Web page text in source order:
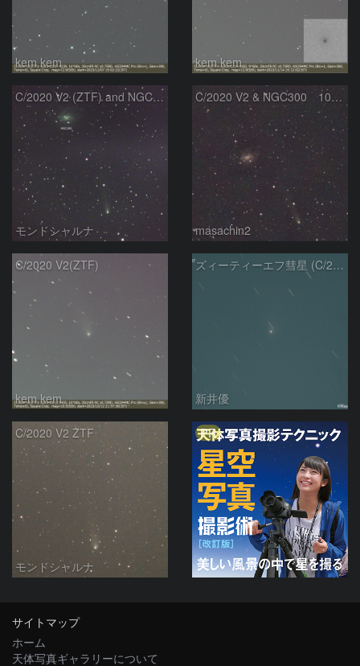
kem.kem kem.kem
C/2020 V2 (ZTF) and NGC300
モンドシャルナ
C/2020 V2 & NGC300 10/15
masachin2
C/2020 V2(ZTF)
kem.kem
ズィーティーエフ彗星 (C/2020V2)：202309/12
新井優
C/2020 V2 ZTF
モンドシャルナ
PR
サイトマップ
ホーム
天体写真ギャラリーについて